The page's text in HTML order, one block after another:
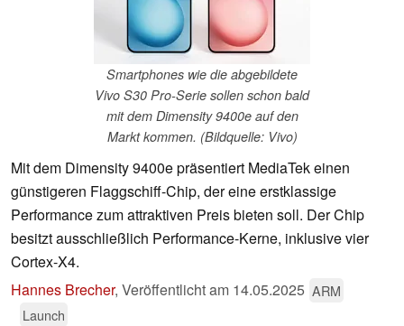
Smartphones wie die abgebildete
Vivo S30 Pro-Serie sollen schon bald
mit dem Dimensity 9400e auf den
Markt kommen. (Bildquelle: Vivo)
Mit dem Dimensity 9400e präsentiert MediaTek einen
günstigeren Flaggschiff-Chip, der eine erstklassige
Performance zum attraktiven Preis bieten soll. Der Chip
besitzt ausschließlich Performance-Kerne, inklusive vier
Cortex-X4.
Hannes Brecher, Veröffentlicht am 14.05.2025 ARM
Launch